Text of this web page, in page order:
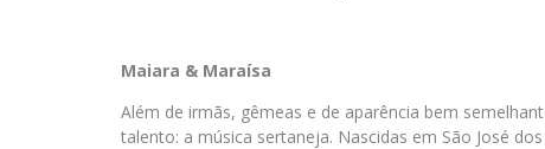
Maiara & Maraísa
Além de irmãs, gêmeas e de aparência bem
talento: a música sertaneja. Nascidas em São José